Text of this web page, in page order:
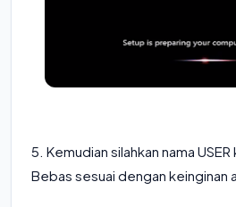
5. Kemudian silahkan nama
Bebas sesuai dengan keinginan